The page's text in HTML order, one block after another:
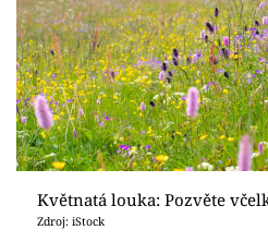
Přihlášení
Sledujte nás
Květnatá louka: Pozvěte
Zdroj: iStock